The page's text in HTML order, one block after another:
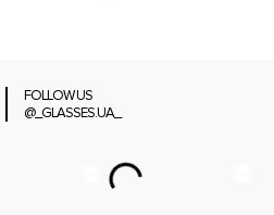
FOLLOW US
@_GLASSES.UA_